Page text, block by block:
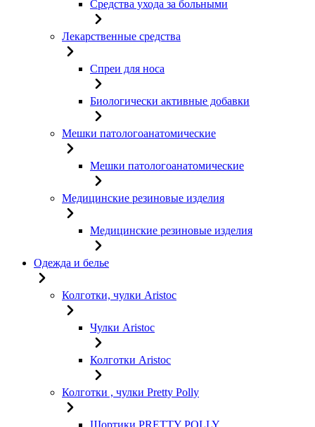
Средства ухода за больными
Лекарственные средства
Спреи для носа
Биологически активные добавки
Мешки патологоанатомические
Мешки патологоанатомические
Медицинские резиновые изделия
Медицинские резиновые изделия
Одежда и белье
Колготки, чулки Aristoc
Чулки Aristoc
Колготки Aristoc
Колготки , чулки Pretty Polly
Шортики PRETTY POLLY